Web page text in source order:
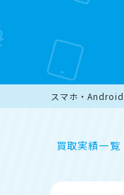
スマホ・
買取実績一覧